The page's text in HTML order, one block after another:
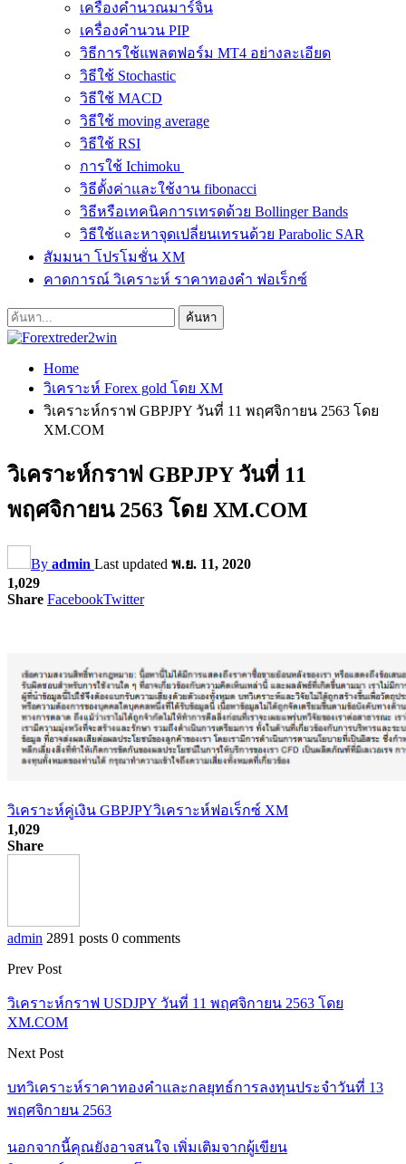
เครื่องคำนวณมาร์จิ้น
เครื่องคำนวน PIP
วิธีการใช้แพลตฟอร์ม MT4 อย่างละเอียด
วิธีใช้ Stochastic
วิธีใช้ MACD
วิธีใช้ moving average
วิธีใช้ RSI
การใช้ Ichimoku
วิธีตั้งค่าและใช้งาน fibonacci
วิธีหรือเทคนิคการเทรดด้วย Bollinger Bands
วิธีใช้และหาจุดเปลี่ยนเทรนด้วย Parabolic SAR
สัมมนา โปรโมชั่น XM
คาดการณ์ วิเคราะห์ ราคาทองคำ ฟอเร็กซ์
Home
วิเคราะห์ Forex gold โดย XM
วิเคราะห์กราฟ GBPJPY วันที่ 11 พฤศจิกายน 2563 โดย
XM.COM
วิเคราะห์กราฟ GBPJPY วันที่ 11
พฤศจิกายน 2563 โดย XM.COM
By admin Last updated พ.ย. 11, 2020
1,029
Share FacebookTwitter
วิเคราะห์คู่เงิน GBPJPYวิเคราะห์ฟอเร็กซ์ XM
1,029
Share
admin 2891 posts 0 comments
Prev Post
วิเคราะห์กราฟ USDJPY วันที่ 11 พฤศจิกายน 2563 โดย
XM.COM
Next Post
บทวิเคราะห์ราคาทองคำและกลยุทธ์การลงทุนประจำวันที่ 13
พฤศจิกายน 2563
นอกจากนี้คุณยังอาจสนใจ เพิ่มเติมจากผู้เขียน